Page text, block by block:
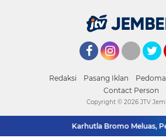
Redaksi Pasang Iklan
Contact Person
Karhutla Bromo Meluas,
Copyright © 2026 JTV